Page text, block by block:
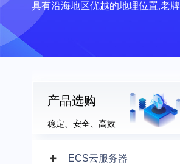
具有沿海地区优越的地理位置,老
产品选购
稳定、安全、高效
ECS云服务器